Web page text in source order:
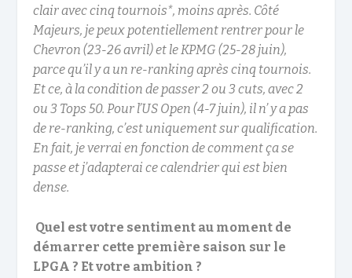
clair avec cinq tournois*, moins après. Côté
Majeurs, je peux potentiellement rentrer pour le
Chevron (23-26 avril) et le KPMG (25-28 juin),
parce qu’il y a un re-ranking après cinq tournois.
Et ce, à la condition de passer 2 ou 3 cuts, avec 2
ou 3 Tops 50. Pour l’US Open (4-7 juin), il n’ y a pas
de re-ranking, c’est uniquement sur qualification.
En fait, je verrai en fonction de comment ça se
passe et j’adapterai ce calendrier qui est bien
dense.
Quel est votre sentiment au moment de
démarrer cette première saison sur le
LPGA ? Et votre ambition ?